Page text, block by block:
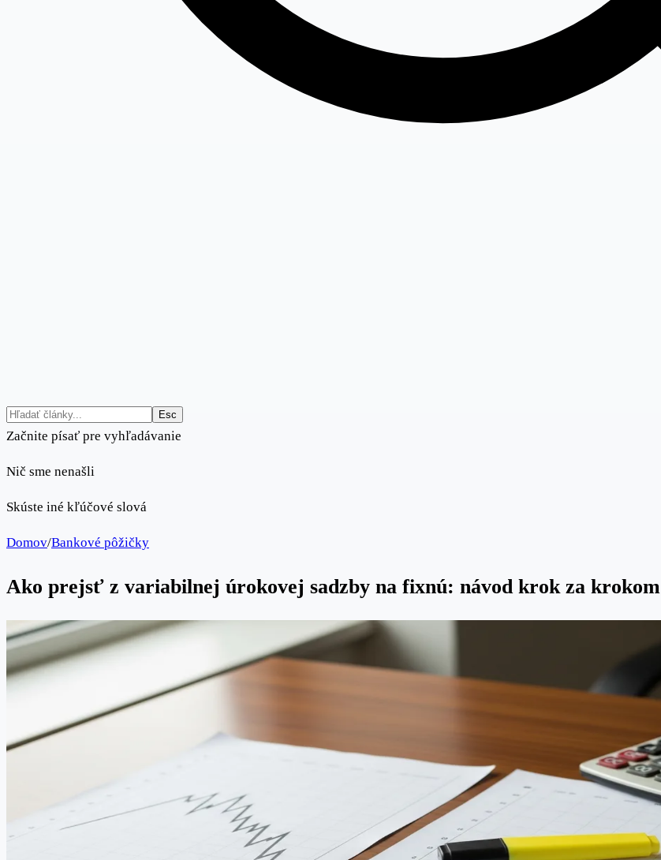
Esc
Začnite písať pre vyhľadávanie
Nič sme nenašli
Skúste iné kľúčové slová
Domov/Bankové pôžičky
Ako prejsť z variabilnej úrokovej sadzby na fixnú: návod krok za krokom